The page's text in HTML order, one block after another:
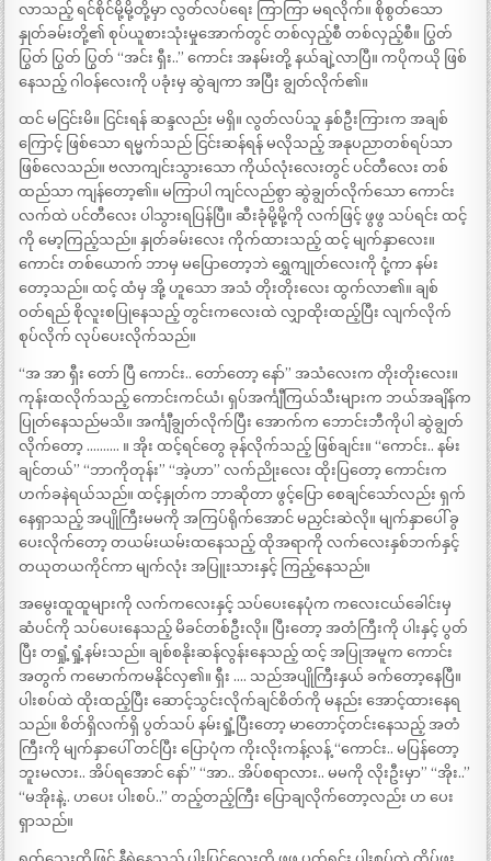
လာသည့် ရင်စိုင်မို့မို့တို့မှာ လွတ်လပ်ရေး ကြာကြာ မရလိုက်။ စိုစွတ်သော
နှုတ်ခမ်းတို့၏ စုပ်ယူစားသုံးမှုအောက်တွင် တစ်လှည့်စီ တစ်လှည့်စီ။ ပြွတ်
ပြွတ် ပြွတ် ပြွတ် “အင်း ရှီး..” ကောင်း အနမ်းတို့ နယ်ချဲ့လာပြီ။ ကပိုကယို ဖြစ်
နေသည့် ဂါဝန်လေးကို ပခုံးမှ ဆွဲချကာ အပြီး ချွတ်လိုက်၏။
ထင် မငြင်းမိ။ ငြင်းရန် ဆန္ဒလည်း မရှိ။ လွတ်လပ်သူ နှစ်ဦးကြားက အချစ်
ကြောင့် ဖြစ်သော ရမ္မက်သည် ငြင်းဆန်ရန် မလိုသည့် အနုပညာတစ်ရပ်သာ
ဖြစ်လေသည်။ ဗလာကျင်းသွားသော ကိုယ်လုံးလေးတွင် ပင်တီလေး တစ်
ထည်သာ ကျန်တော့၏။ မကြာပါ ကျင်လည်စွာ ဆွဲချွတ်လိုက်သော ကောင်း
လက်ထဲ ပင်တီလေး ပါသွားရပြန်ပြီ။ ဆီးခုံမို့မို့ကို လက်ဖြင့် ဖွဖွ သပ်ရင်း ထင့်
ကို မော့ကြည့်သည်။ နှုတ်ခမ်းလေး ကိုက်ထားသည့် ထင့် မျက်နှာလေး။
ကောင်း တစ်ယောက် ဘာမှ မပြောတော့ဘဲ ရွှေကျုတ်လေးကို ငုံ့ကာ နမ်း
တော့သည်။ ထင့် ထံမှ အို့ ဟူသော အသံ တိုးတိုးလေး ထွက်လာ၏။ ချစ်
ဝတ်ရည် စိုလူးစပြုနေသည့် တွင်းကလေးထဲ လျှာထိုးထည့်ပြီး လျက်လိုက်
စုပ်လိုက် လုပ်ပေးလိုက်သည်။
“အ အာ ရှီး တော် ပြီ ကောင်း.. တော်တော့ နော်” အသံလေးက တိုးတိုးလေး။
ကုန်းထလိုက်သည့် ကောင်းကင်ယံ၊ ရှပ်အင်္ကျီကြယ်သီးများက ဘယ်အချိန်က
ပြုတ်နေသည်မသိ။ အင်္ကျီချွတ်လိုက်ပြီး အောက်က ဘောင်းဘီကိုပါ ဆွဲချွတ်
လိုက်တော့ ………. ။ အိုး ထင့်ရင်တွေ ခုန်လိုက်သည့် ဖြစ်ချင်း။ “ကောင်း.. နမ်း
ချင်တယ်” “ဘာကိုတုန်း” “အဲ့ဟာ” လက်ညိုးလေး ထိုးပြတော့ ကောင်းက
ဟက်ခနဲရယ်သည်။ ထင့်နှုတ်က ဘာဆိုတာ ဖွင့်ပြော စေချင်သော်လည်း ရှက်
နေရှာသည့် အပျိုကြီးမမကို အကြပ်ရိုက်အောင် မညှင်းဆဲလို။ မျက်နှာပေါ် ခွ
ပေးလိုက်တော့ တယမ်းယမ်းထနေသည့် ထိုအရာကို လက်လေးနှစ်ဘက်နှင့်
တယုတယကိုင်ကာ မျက်လုံး အပြူးသားနှင့် ကြည့်နေသည်။
အမွေးထူထူများကို လက်ကလေးနှင့် သပ်ပေးနေပုံက ကလေးငယ်ခေါင်းမှ
ဆံပင်ကို သပ်ပေးနေသည့် မိခင်တစ်ဦးလို။ ပြီးတော့ အတံကြီးကို ပါးနှင့် ပွတ်
ပြီး တရှုံ့ရှုံ့နမ်းသည်။ ချစ်စနိုးဆန်လွန်းနေသည့် ထင့် အပြုအမူက ကောင်း
အတွက် ကမောက်ကမနိုင်လှ၏။ ရှီး …. သည်အပျိုကြီးနှယ် ခက်တော့နေပြီ။
ပါးစပ်ထဲ ထိုးထည့်ပြီး ဆောင့်သွင်းလိုက်ချင်စိတ်ကို မနည်း အောင့်ထားနေရ
သည်။ စိတ်ရှိလက်ရှိ ပွတ်သပ် နမ်းရှုံ့ပြီးတော့ မာတောင့်တင်းနေသည့် အတံ
ကြီးကို မျက်နှာပေါ် တင်ပြီး ပြောပုံက ကိုးလိုးကန့်လန့် “ကောင်း.. မပြန်တော့
ဘူးမလား.. အိပ်ရအောင် နော်” “အာ.. အိပ်စရာလား.. မမကို လိုးဦးမှာ” “အိုး..”
“မအိုးနဲ့.. ဟပေး ပါးစပ်..” တည့်တည့်ကြီး ပြောချလိုက်တော့လည်း ဟ ပေး
ရှာသည်။